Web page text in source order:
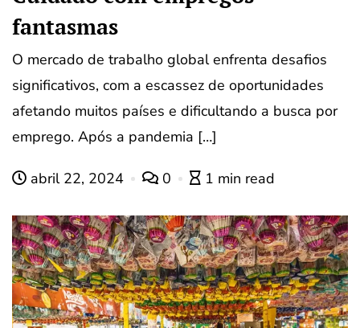
fantasmas
O mercado de trabalho global enfrenta desafios
significativos, com a escassez de oportunidades
afetando muitos países e dificultando a busca por
emprego. Após a pandemia […]
abril 22, 2024 0 1 min read